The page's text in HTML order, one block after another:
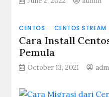
CENTOS CENTOS STREAM
Cara Install
Pemula
October 13, 2021